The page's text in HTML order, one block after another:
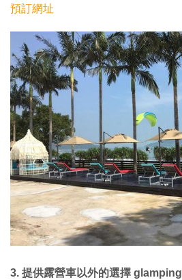
預訂網址
3. 提供露營車以外的選擇 glamping